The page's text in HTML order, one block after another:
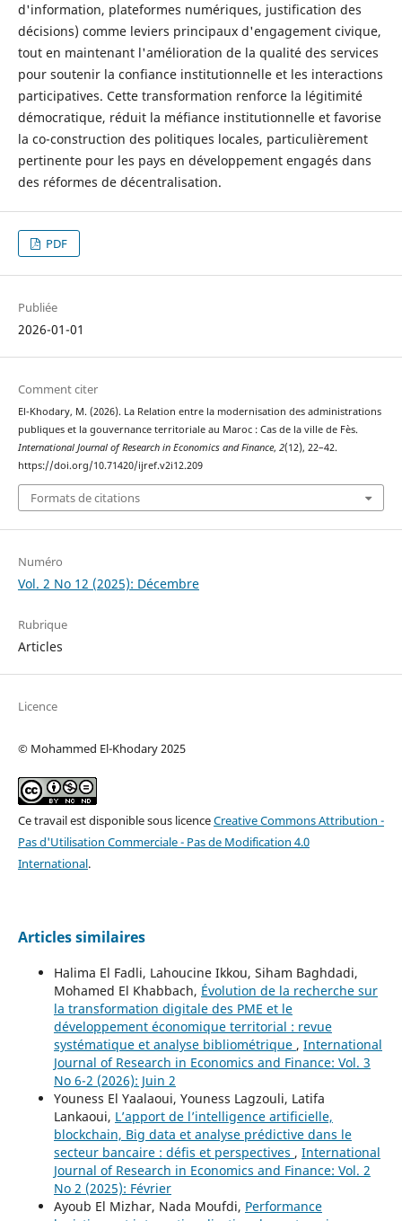
d'information, plateformes numériques, justification des
décisions) comme leviers principaux d'engagement civique,
tout en maintenant l'amélioration de la qualité des services
pour soutenir la confiance institutionnelle et les interactions
participatives. Cette transformation renforce la légitimité
démocratique, réduit la méfiance institutionnelle et favorise
la co-construction des politiques locales, particulièrement
pertinente pour les pays en développement engagés dans
des réformes de décentralisation.
PDF
Publiée
2026-01-01
Comment citer
El-Khodary, M. (2026). La Relation entre la modernisation des administrations
publiques et la gouvernance territoriale au Maroc : Cas de la ville de Fès.
International Journal of Research in Economics and Finance, 2(12), 22–42.
https://doi.org/10.71420/ijref.v2i12.209
Formats de citations
Numéro
Vol. 2 No 12 (2025): Décembre
Rubrique
Articles
Licence
© Mohammed El-Khodary 2025
Ce travail est disponible sous licenceCreative Commons Attribution -
Pas d'Utilisation Commerciale - Pas de Modification 4.0
International.
Articles similaires
Halima El Fadli, Lahoucine Ikkou, Siham Baghdadi,
Mohamed El Khabbach, Évolution de la recherche sur
la transformation digitale des PME et le
développement économique territorial : revue
systématique et analyse bibliométrique , International
Journal of Research in Economics and Finance: Vol. 3
No 6-2 (2026): Juin 2
Youness El Yaalaoui, Youness Lagzouli, Latifa
Lankaoui, L’apport de l’intelligence artificielle,
blockchain, Big data et analyse prédictive dans le
secteur bancaire : défis et perspectives , International
Journal of Research in Economics and Finance: Vol. 2
No 2 (2025): Février
Ayoub El Mizhar, Nada Moufdi, Performance